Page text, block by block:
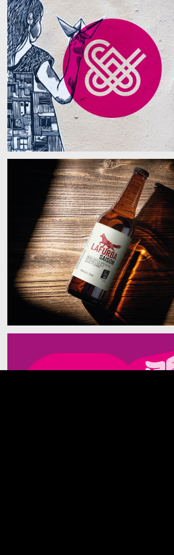
Gemellarte
Festival artistico
internazionale indipendente
-
branding, website, advertising
La Furba Saison
Cooperativa Sociale Terre Umbre
-
packaging